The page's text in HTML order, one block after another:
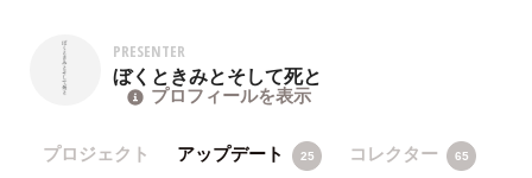
PRESENTER
ぼくときみとそして死と
プロフィールを表示
プロジェクト アップデート 25 コレクター 65